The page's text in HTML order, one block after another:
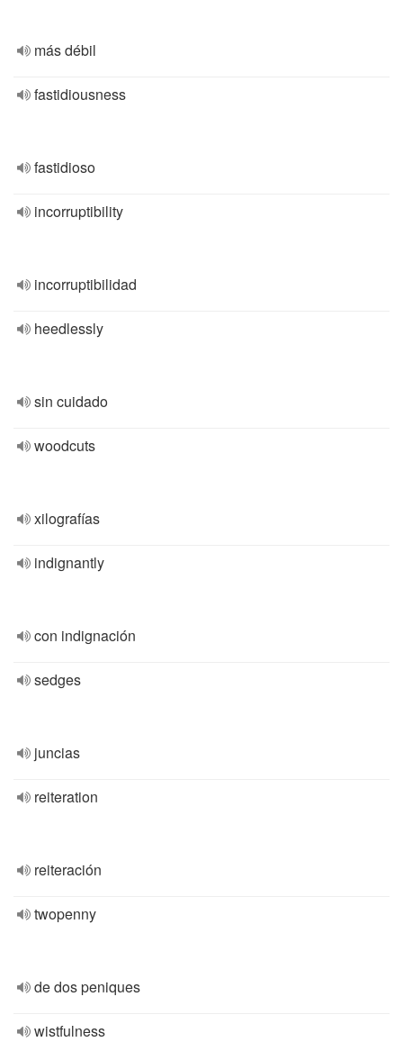
más débil
fastidiousness
fastidioso
incorruptibility
incorruptibilidad
heedlessly
sin cuidado
woodcuts
xilografías
indignantly
con indignación
sedges
juncias
reiteration
reiteración
twopenny
de dos peniques
wistfulness